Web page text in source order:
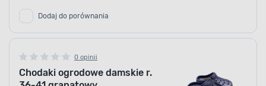
Dodaj do porównania
0 opinii
Chodaki ogrodowe damskie r.